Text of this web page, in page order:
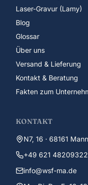
Laser-Gravur (Lamy)
Blog
Glossar
Über uns
Versand & Lieferung
Kontakt & Beratung
Fakten zum
KONTAKT
N7, 16 · 68161
+49 621 48209322
info@wsf-ma.de